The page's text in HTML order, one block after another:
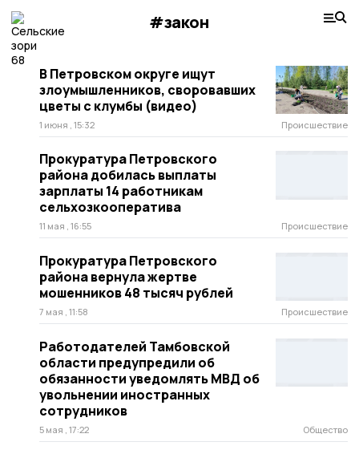
#закон
В Петровском округе ищут
злоумышленников, своровавших
цветы с клумбы (видео)
1 июня , 15:32 Происшествие
Прокуратура Петровского
района добилась выплаты
зарплаты 14 работникам
сельхозкооператива
11 мая , 16:55 Происшествие
Прокуратура Петровского
района вернула жертве
мошенников 48 тысяч рублей
7 мая , 11:58 Происшествие
Работодателей Тамбовской
области предупредили об
обязанности уведомлять МВД об
увольнении иностранных
сотрудников
5 мая , 17:22 Общество